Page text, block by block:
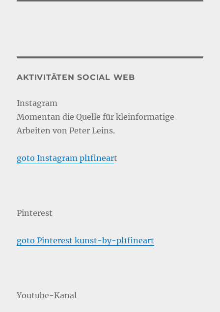
AKTIVITÄTEN SOCIAL WEB
Instagram
Momentan die Quelle für kleinformatige
Arbeiten von Peter Leins.
goto Instagram pl1fineart
Pinterest
goto Pinterest kunst-by-pl1fineart
Youtube-Kanal